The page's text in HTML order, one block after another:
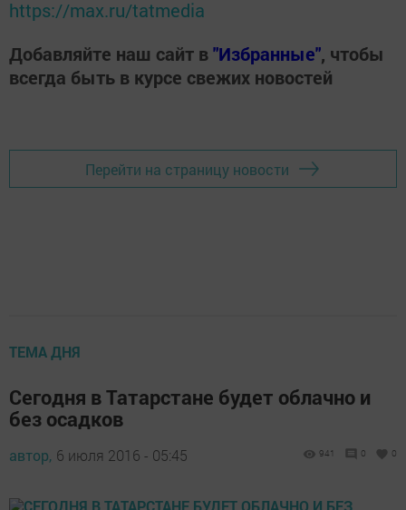
https://max.ru/tatmedia
Добавляйте наш сайт в"Избранные", чтобы
всегда быть в курсе свежих новостей
Перейти на страницу новости
ТЕМА ДНЯ
Сегодня в Татарстане будет облачно и
без осадков
автор, 6 июля 2016 - 05:45 941 0 0